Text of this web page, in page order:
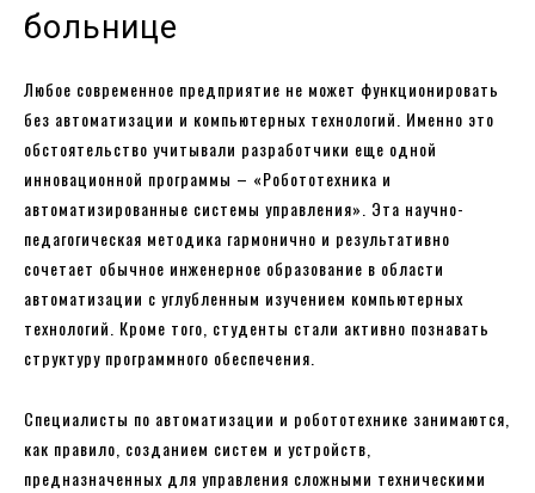
больнице
Любое современное предприятие не может функционировать
без автоматизации и компьютерных технологий. Именно это
обстоятельство учитывали разработчики еще одной
инновационной программы – «Робототехника и
автоматизированные системы управления». Эта научно-
педагогическая методика гармонично и результативно
сочетает обычное инженерное образование в области
автоматизации с углубленным изучением компьютерных
технологий. Кроме того, студенты стали активно познавать
структуру программного обеспечения.
Специалисты по автоматизации и робототехнике занимаются,
как правило, созданием систем и устройств,
предназначенных для управления сложными техническими